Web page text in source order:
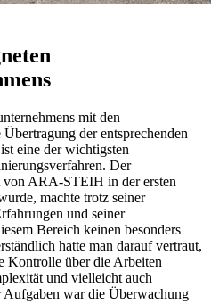
mit den
der entsprechenden
eine der wichtigsten
Der
von ARA-STEIH in der ersten
machte trotz seiner
und seiner
Bereich keinen besonders
hatte man darauf vertraut,
Kontrolle über die Arbeiten
und vielleicht auch
war die Überwachung